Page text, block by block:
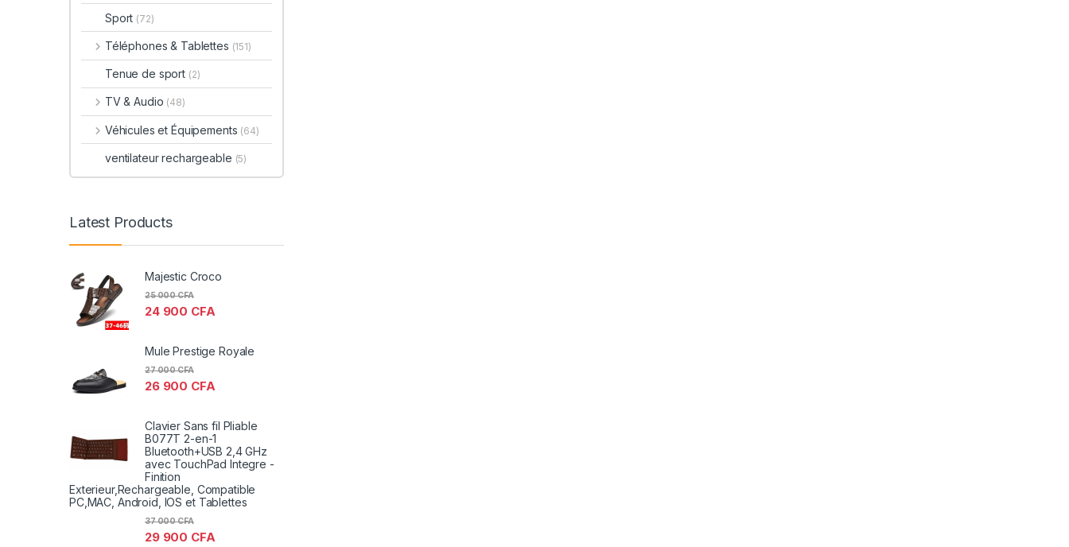
Sport (72)
Téléphones & Tablettes (151)
Tenue de sport (2)
TV & Audio (48)
Véhicules et Équipements (64)
ventilateur rechargeable (5)
Latest Products
Majestic Croco
24 900 CFA
25 000CFA
Mule Prestige Royale
26 900 CFA
27 000CFA
Clavier Sans fil Pliable
B077T 2-en-1
Bluetooth+USB 2,4 GHz
avec TouchPad Integre -
Finition
Exterieur,Rechargeable, Compatible
PC,MAC, Android, IOS et Tablettes
29 900 CFA
37 000CFA